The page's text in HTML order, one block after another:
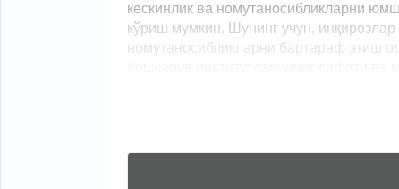
кескинлик ва номутаносибликларни
кўриш мумкин. Шунинг учун,
номутаносибликларни бартараф этиш